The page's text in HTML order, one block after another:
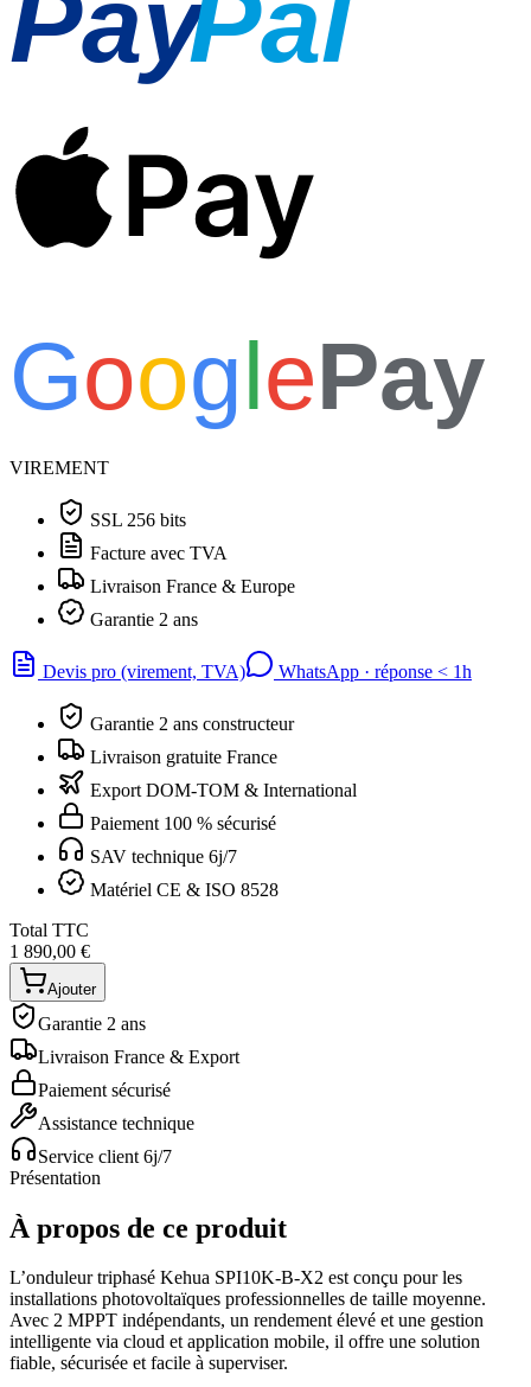
PayPal
Pay
GooglePay
VIREMENT
SSL 256 bits
Facture avec TVA
Livraison France & Europe
Garantie 2 ans
Devis pro (virement, TVA) WhatsApp · réponse < 1h
Garantie 2 ans constructeur
Livraison gratuite France
Export DOM-TOM & International
Paiement 100 % sécurisé
SAV technique 6j/7
Matériel CE & ISO 8528
Total TTC
1 890,00 €
Ajouter
Garantie 2 ans
Livraison France & Export
Paiement sécurisé
Assistance technique
Service client 6j/7
Présentation
À propos de ce produit
L’onduleur triphasé Kehua SPI10K-B-X2 est conçu pour les
installations photovoltaïques professionnelles de taille moyenne.
Avec 2 MPPT indépendants, un rendement élevé et une gestion
intelligente via cloud et application mobile, il offre une solution
fiable, sécurisée et facile à superviser.